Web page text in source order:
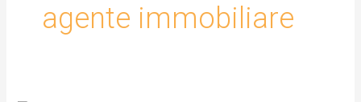
agente immobiliare